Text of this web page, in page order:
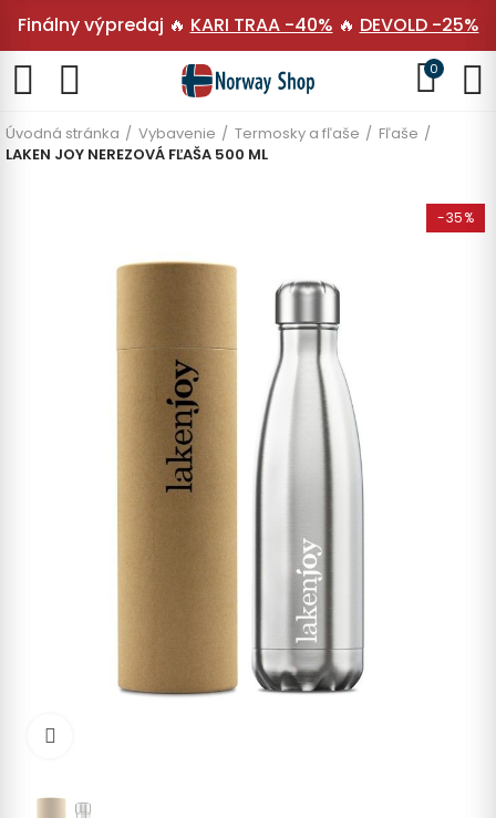
Finálny výpredaj 🔥 KARI TRAA -40% 🔥 DEVOLD -25%
0
Úvodná stránka Vybavenie Termosky a fľaše
Fľaše
LAKEN JOY NEREZOVÁ FĽAŠA 500 ML
-35%